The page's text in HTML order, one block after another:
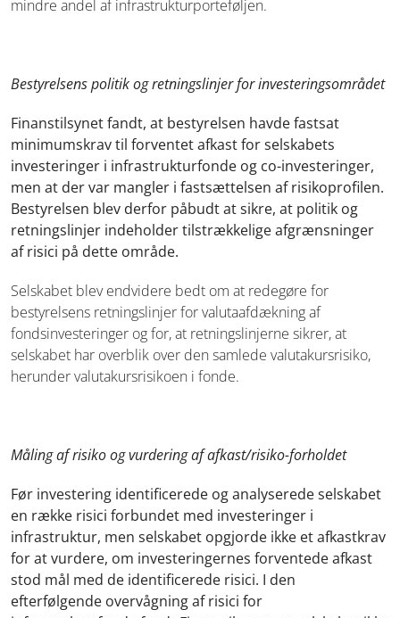
mindre andel af infrastrukturporteføljen.
Bestyrelsens politik og retningslinjer for investeringsområdet
Finanstilsynet fandt, at bestyrelsen havde fastsat
minimumskrav til forventet afkast for selskabets
investeringer i infrastrukturfonde og co-investeringer,
men at der var mangler i fastsættelsen af risikoprofilen.
Bestyrelsen blev derfor påbudt at sikre, at politik og
retningslinjer indeholder tilstrækkelige afgrænsninger
af risici på dette område.
Selskabet blev endvidere bedt om at redegøre for
bestyrelsens retningslinjer for valutaafdækning af
fondsinvesteringer og for, at retningslinjerne sikrer, at
selskabet har overblik over den samlede valutakursrisiko,
herunder valutakursrisikoen i fonde.
Måling af risiko og vurdering af afkast/risiko-forholdet
Før investering identificerede og analyserede selskabet
en række risici forbundet med investeringer i
infrastruktur, men selskabet opgjorde ikke et afkastkrav
for at vurdere, om investeringernes forventede afkast
stod mål med de identificerede risici. I den
efterfølgende overvågning af risici for